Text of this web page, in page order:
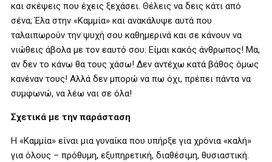
και σκέψεις που έχεις ξεχάσει. Θέλεις να δεις κάτι από
σένα; Έλα στην «Καμμία» και ανακάλυψε αυτά που
ταλαιπωρούν την ψυχή σου καθημερινά και σε κάνουν να
νιώθεις άβολα με τον εαυτό σου: Είμαι κακός άνθρωπος! Μα,
αν δεν το κάνω θα τους χάσω! Δεν αντέχω κατά βάθος όμως
κανέναν τους! Αλλά δεν μπορώ να πω όχι, πρέπει πάντα να
συμφωνώ, να λέω ναι σε όλα!
Σχετικά με την παράσταση
Η «Καμμία» είναι μια γυναίκα που υπήρξε για χρόνια «καλή»
για όλους – πρόθυμη, εξυπηρετική, διαθέσιμη, θυσιαστική.